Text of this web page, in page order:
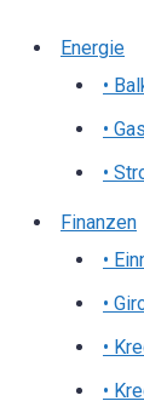
Energie
•
•
•
Finanzen
•
•
•
•